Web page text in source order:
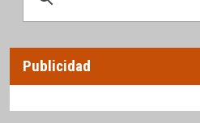
Publicidad